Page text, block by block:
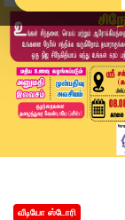
வீடியோ ஸ்டோரி